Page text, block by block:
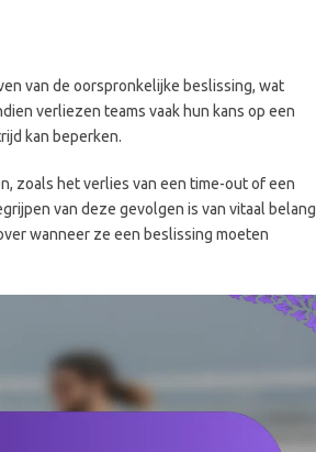
van de oorspronkelijke beslissing, wat
verliezen teams vaak hun kans op een
kan beperken.
zoals het verlies van een time-out of een
van deze gevolgen is van vitaal belang
wanneer ze een beslissing moeten